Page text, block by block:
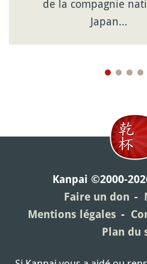
de la compagnie
Japan…
Kanpai ©2000-
Faire un don
Mentions légales
Plan du